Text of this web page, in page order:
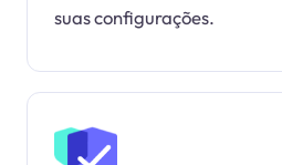
suas configurações.